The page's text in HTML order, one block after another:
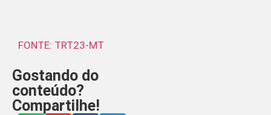
FONTE: TRT23-MT
Gostando do
conteúdo?
Compartilhe!